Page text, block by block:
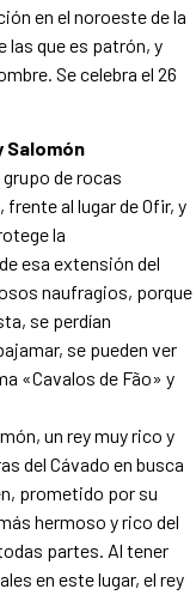
en el noroeste de la
las que es patrón, y
Se celebra el 26
Salomón
de rocas
al lugar de Ofir, y
la
esa extensión del
naufragios, porque
se perdían
se pueden ver
«Cavalos de Fão» y
un rey muy rico y
del Cávado en busca
prometido por su
hermoso y rico del
partes. Al tener
en este lugar, el rey